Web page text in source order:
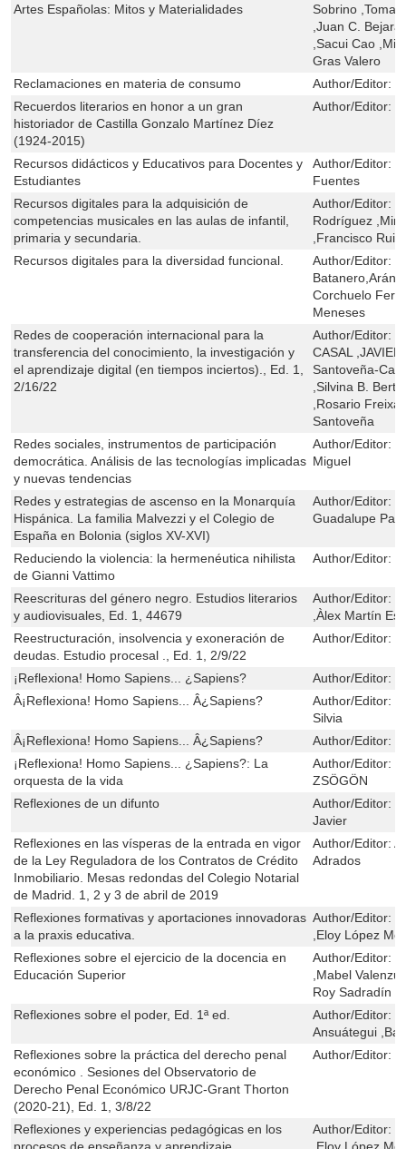
Artes Españolas: Mitos y Materialidades
Sobrino
,Juan C.
,Sacui Cao
Gras Valero
Reclamaciones en materia de consumo
Author/Editor:
Recuerdos literarios en honor a un gran
historiador de Castilla Gonzalo Martínez Díez
(1924-2015)
Author/Editor:
Recursos didácticos y Educativos para Docentes y
Estudiantes
Author/Editor:
Fuentes
Recursos digitales para la adquisición de
competencias musicales en las aulas de infantil,
primaria y secundaria.
Author/Editor:
Rodríguez
,Francisco
Recursos digitales para la diversidad funcional.
Author/Editor:
Corchuelo
Meneses
Redes de cooperación internacional para la
transferencia del conocimiento, la investigación y
el aprendizaje digital (en tiempos inciertos)., Ed. 1,
2/16/22
Author/Editor:
CASAL
Santoveña-
,Silvina B.
,Rosario
Santoveña
Redes sociales, instrumentos de participación
democrática. Análisis de las tecnologías implicadas
y nuevas tendencias
Author/Editor:
Miguel
Redes y estrategias de ascenso en la Monarquía
Hispánica. La familia Malvezzi y el Colegio de
España en Bolonia (siglos XV-XVI)
Author/Editor:
Guadalupe
Reduciendo la violencia: la hermenéutica nihilista
de Gianni Vattimo
Author/Editor:
Reescrituras del género negro. Estudios literarios
y audiovisuales, Ed. 1, 44679
Author/Editor:
,Àlex Martín
Reestructuración, insolvencia y exoneración de
deudas. Estudio procesal ., Ed. 1, 2/9/22
Author/Editor:
¡Reflexiona! Homo Sapiens... ¿Sapiens? Author/Editor:
Â¡Reflexiona! Homo Sapiens... Â¿Sapiens?
Author/Editor:
Silvia
Â¡Reflexiona! Homo Sapiens... Â¿Sapiens?
Author/Editor:
¡Reflexiona! Homo Sapiens... ¿Sapiens?: La
orquesta de la vida
Author/Editor:
ZSÖGÖN
Reflexiones de un difunto
Author/Editor:
Javier
Reflexiones en las vísperas de la entrada en vigor
de la Ley Reguladora de los Contratos de Crédito
Inmobiliario. Mesas redondas del Colegio Notarial
de Madrid. 1, 2 y 3 de abril de 2019
Author/Editor:
Adrados
Reflexiones formativas y aportaciones innovadoras
a la praxis educativa.
Author/Editor:
,Eloy López
Reflexiones sobre el ejercicio de la docencia en
Educación Superior
Author/Editor:
,Mabel
Roy Sadradín
Reflexiones sobre el poder, Ed. 1ª ed.
Author/Editor:
Ansuátegui
Reflexiones sobre la práctica del derecho penal
económico . Sesiones del Observatorio de
Derecho Penal Económico URJC-Grant Thorton
(2020-21), Ed. 1, 3/8/22
Author/Editor:
Reflexiones y experiencias pedagógicas en los
Author/Editor: